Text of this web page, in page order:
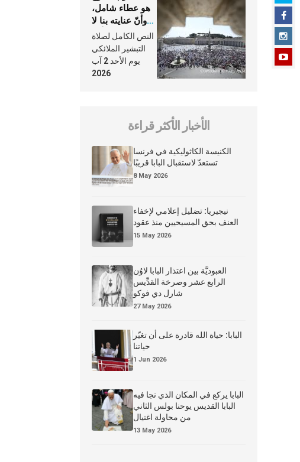
هو عطاء شامل،
وأنّ عنايته بنا لا
تغيب عنّا أبدًا
النص الكامل لصلاة
التبشير الملائكي
يوم الأحد 2 آب
2026
الأخبار الأكثر قراءة
الكنيسة الكاثوليكية في فرنسا
تستعدّ لاستقبال البابا قريبًا
8 May 2026
نيجيريا: تضليل إعلامي لإخفاء
العنف بحق المسيحيين منذ عقود
15 May 2026
العبوديَّة بين اعتذار البابا لاوُن
الرابع عشر وصرخة القدِّيس
شارل دي فوكو
27 May 2026
البابا: حياة الله قادرة على أن تغيّر
حياتنا
1 Jun 2026
البابا يركع في المكان الذي نجا فيه
البابا القديس يوحنا بولس الثاني
من محاولة اغتيال
13 May 2026